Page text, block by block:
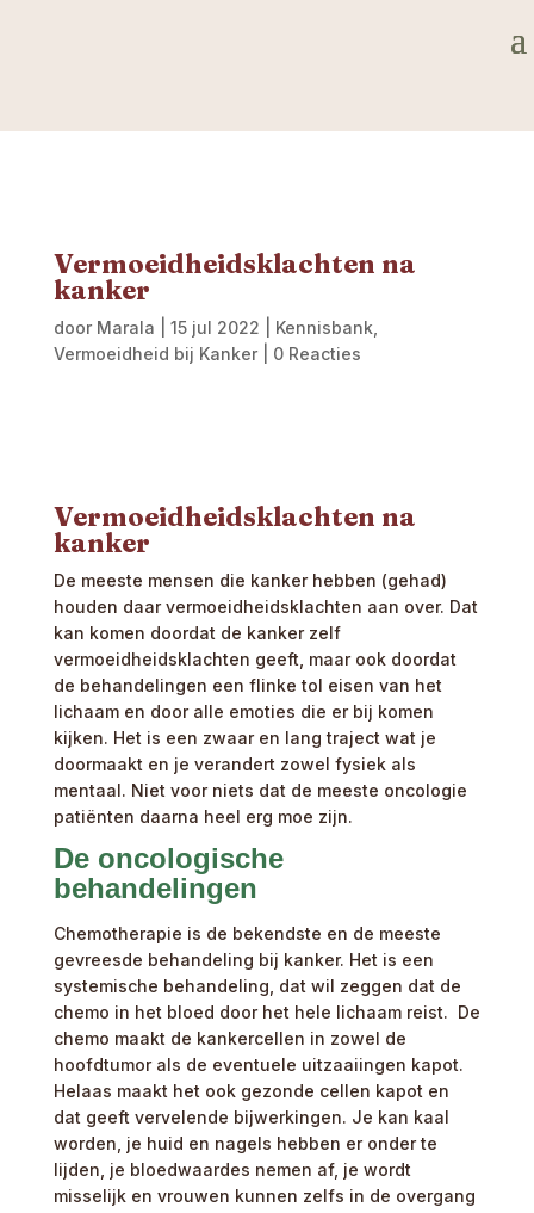
Vermoeidheidsklachten na
kanker
door Marala 15 jul 2022 Kennisbank
Vermoeidheid bij Kanker| 0 Reacties
Vermoeidheidsklachten na
kanker
De meeste mensen die kanker hebben (gehad)
houden daar vermoeidheidsklachten aan over. Dat
kan komen doordat de kanker zelf
vermoeidheidsklachten geeft, maar ook doordat
de behandelingen een flinke tol eisen van het
lichaam en door alle emoties die er bij komen
kijken. Het is een zwaar en lang traject wat je
doormaakt en je verandert zowel fysiek als
mentaal. Niet voor niets dat de meeste oncologie
patiënten daarna heel erg moe zijn.
De oncologische
behandelingen
Chemotherapie is de bekendste en de meeste
gevreesde behandeling bij kanker. Het is een
systemische behandeling, dat wil zeggen dat de
chemo in het bloed door het hele lichaam reist. De
chemo maakt de kankercellen in zowel de
hoofdtumor als de eventuele uitzaaiingen kapot.
Helaas maakt het ook gezonde cellen kapot en
dat geeft vervelende bijwerkingen. Je kan kaal
worden, je huid en nagels hebben er onder te
lijden, je bloedwaardes nemen af, je wordt
misselijk en vrouwen kunnen zelfs in de overgang